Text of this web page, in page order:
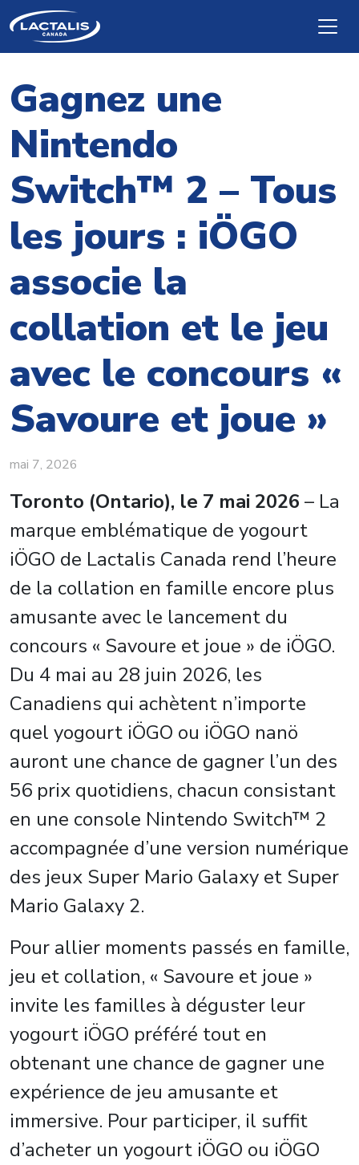
Skip to main content
Gagnez une
Nintendo
Switch™ 2 – Tous
les jours : iÖGO
associe la
collation et le jeu
avec le concours «
Savoure et joue »
mai 7, 2026
Toronto (Ontario), le 7 mai 2026 – La
marque emblématique de yogourt
iÖGO de Lactalis Canada rend l’heure
de la collation en famille encore plus
amusante avec le lancement du
concours « Savoure et joue » de iÖGO.
Du 4 mai au 28 juin 2026, les
Canadiens qui achètent n’importe
quel yogourt iÖGO ou iÖGO nanö
auront une chance de gagner l’un des
56 prix quotidiens, chacun consistant
en une console Nintendo Switch™ 2
accompagnée d’une version numérique
des jeux Super Mario Galaxy et Super
Mario Galaxy 2.
Pour allier moments passés en famille,
jeu et collation, « Savoure et joue »
invite les familles à déguster leur
yogourt iÖGO préféré tout en
obtenant une chance de gagner une
expérience de jeu amusante et
immersive. Pour participer, il suffit
d’acheter un yogourt iÖGO ou iÖGO